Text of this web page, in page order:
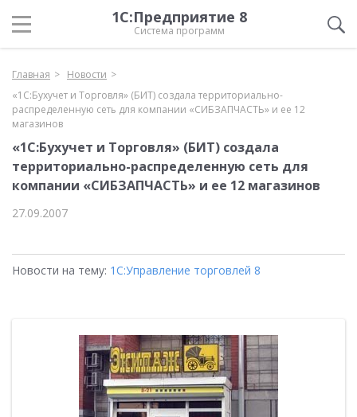
1С:Предприятие 8
Система программ
Главная
Новости
«1С:Бухучет и Торговля» (БИТ) создала территориально-
распределенную сеть для компании «СИБЗАПЧАСТЬ» и ее 12
магазинов
«1С:Бухучет и Торговля» (БИТ) создала
территориально-распределенную сеть для
компании «СИБЗАПЧАСТЬ» и ее 12 магазинов
27.09.2007
Новости на тему: 1С:Управление торговлей 8